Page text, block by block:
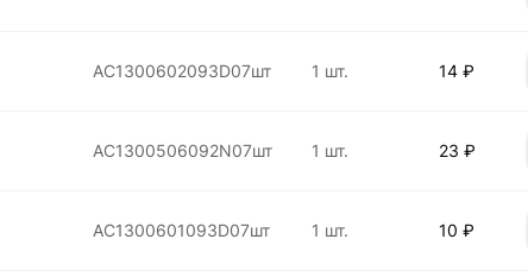
АС1300602093D07шт 1 шт. 14 ₽
АС1300506092N07шт 1 шт. 23 ₽
АС1300601093D07шт 1 шт. 10 ₽